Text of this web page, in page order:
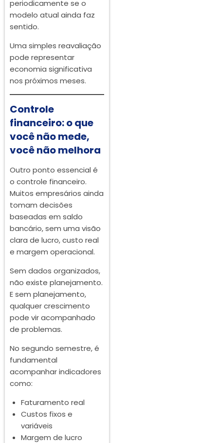
periodicamente se o
modelo atual ainda faz
sentido.
Uma simples reavaliação
pode representar
economia significativa
nos próximos meses.
Controle
financeiro: o que
você não mede,
você não melhora
Outro ponto essencial é
o controle financeiro.
Muitos empresários ainda
tomam decisões
baseadas em saldo
bancário, sem uma visão
clara de lucro, custo real
e margem operacional.
Sem dados organizados,
não existe planejamento.
E sem planejamento,
qualquer crescimento
pode vir acompanhado
de problemas.
No segundo semestre, é
fundamental
acompanhar indicadores
como:
Faturamento real
Custos fixos e
variáveis
Margem de lucro